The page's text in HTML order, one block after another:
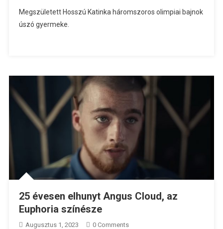
Megszületett Hosszú Katinka háromszoros olimpiai bajnok
úszó gyermeke.
25 évesen elhunyt Angus Cloud, az
Euphoria színésze
Augusztus 1, 2023 0 Comments